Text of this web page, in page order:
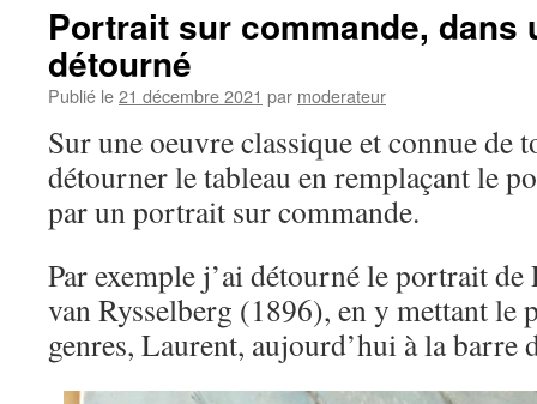
Portrait sur commande, dans
détourné
Publié le21 décembre 2021 par moderateur
Sur une oeuvre classique et connue de
détourner le tableau en remplaçant le
par un portrait sur commande.
Par exemple j’ai détourné le portrait
van Rysselberg (1896), en y mettant le
genres, Laurent, aujourd’hui à la barre